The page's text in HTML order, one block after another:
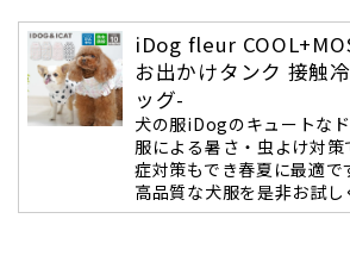
iDog fleur
お出かけタンク 接触
ッグ-
犬の服iDogのキュートな
服による暑さ・虫よけ対
症対策もでき春夏に最適で
高品質な犬服を是非お試し